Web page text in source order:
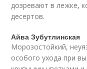
дозревают в лежке,
десертов.
Айва Зубутлинская
Морозостойкий,
особого ухода при